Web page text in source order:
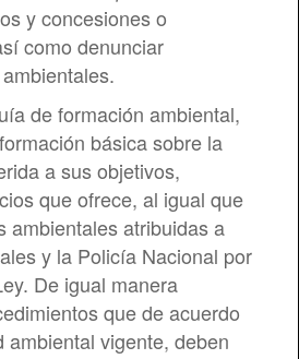
y concesiones o
como denunciar
de formación ambiental,
básica sobre la
a sus objetivos,
que ofrece, al igual que
ambientales atribuidas a
y la Policía Nacional por
De igual manera
que de acuerdo
ambiental vigente, deben